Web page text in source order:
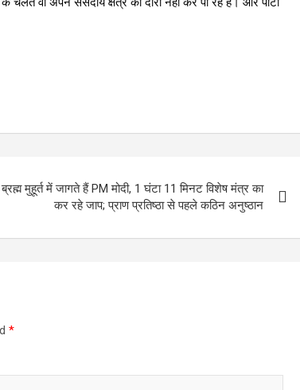
ब्रह्म मुहूर्त में जागते हैं PM मोदी, 1 घंटा 11 मिनट विशेष मंत्र का
कर रहे जाप; प्राण प्रतिष्ठा से पहले कठिन अनुष्ठान
*